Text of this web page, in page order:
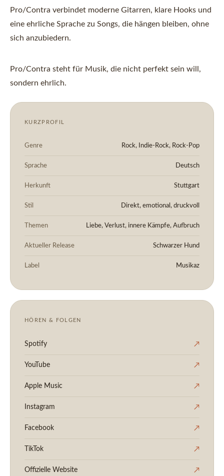
Pro/Contra verbindet moderne Gitarren, klare Hooks und
eine ehrliche Sprache zu Songs, die hängen bleiben, ohne
sich anzubiedern.
Pro/Contra steht für Musik, die nicht perfekt sein will,
sondern ehrlich.
KURZPROFIL
Genre Rock, Indie-Rock, Rock-Pop
Sprache Deutsch
Herkunft Stuttgart
Stil Direkt, emotional, druckvoll
Themen Liebe, Verlust, innere Kämpfe, Aufbruch
Aktueller Release Schwarzer Hund
Label Musikaz
HÖREN & FOLGEN
Spotify ↗
YouTube ↗
Apple Music ↗
Instagram ↗
Facebook ↗
TikTok ↗
Offizielle Website ↗